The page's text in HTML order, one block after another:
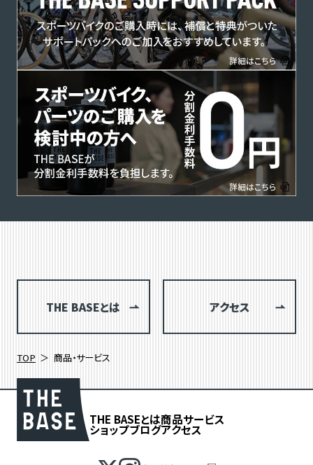
THE BASEとは アクセス
TOP 商品・サービス
THE BASEとは商品サービス
ショップブログアクセス